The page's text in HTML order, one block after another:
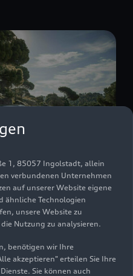
1, 85057 Ingolstadt, allein
verbundenen Unternehmen
auf unserer Website eigene
ähnliche Technologien
unsere Website zu
Nutzung zu analysieren.
benötigen wir Ihre
akzeptieren" erteilen Sie Ihre
Sie können auch